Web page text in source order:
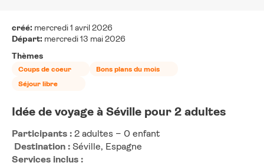
créé: mercredi 1 avril 2026
Départ: mercredi 13 mai 2026
Thèmes
Coups de coeur
Bons plans du mois
Séjour libre
Idée de voyage à Séville pour 2 adultes
Participants : 2 adultes – 0 enfant
Destination : Séville, Espagne
Services inclus :